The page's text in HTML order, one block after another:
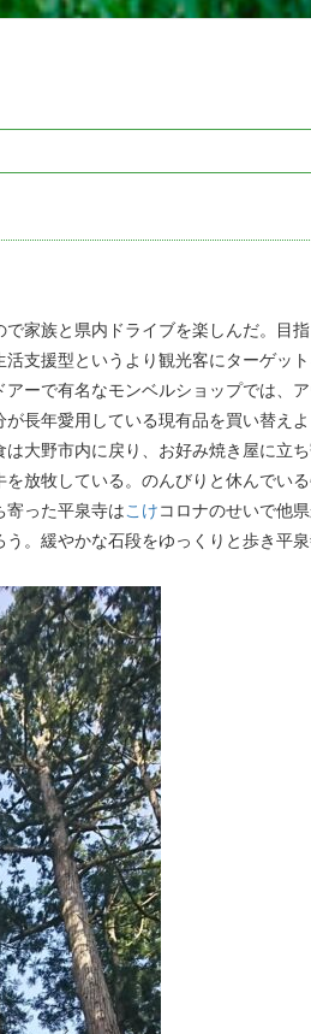
家族と県内ドライブを楽しんだ。目
支援型というより観光客にターゲッ
ーで有名なモンベルショップでは、
長年愛用している現有品を買い替え
大野市内に戻り、お好み焼き屋に立
放牧している。のんびりと休んでい
寄った平泉寺はこけコロナのせいで他
。緩やかな石段をゆっくりと歩き平